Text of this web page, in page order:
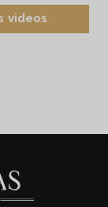
videos